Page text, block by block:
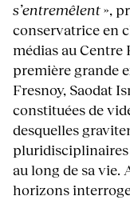
s’entremêlent»,
conservatrice en
médias au Centre
première grande
Fresnoy, Saodat
constituées de
desquelles
pluridisciplinaires
au long de sa vie.
horizons